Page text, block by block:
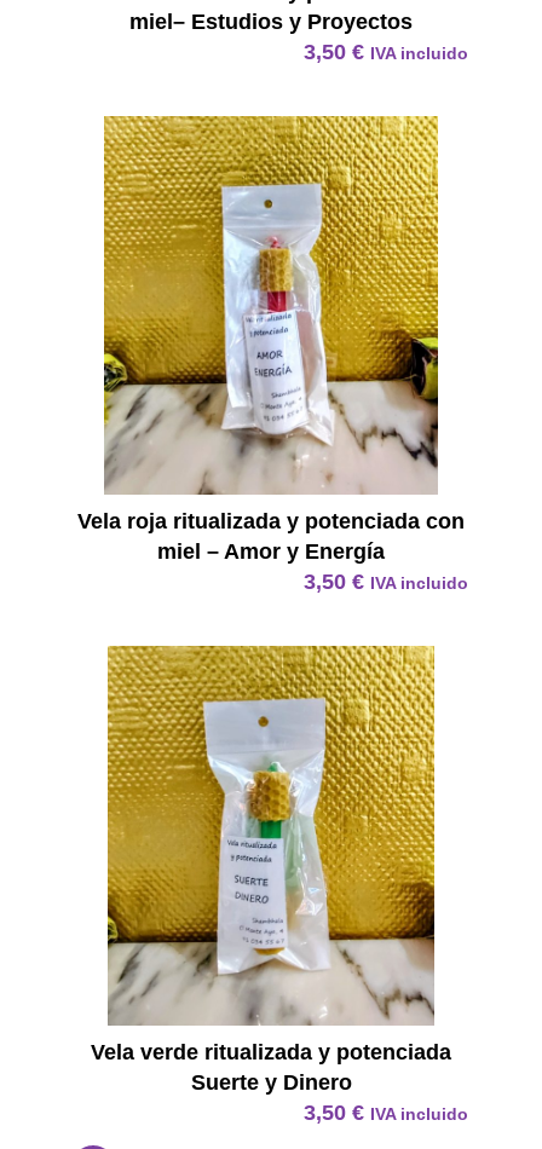
miel– Estudios y Proyectos
3,50 € IVA incluido
Vela roja ritualizada y potenciada con
miel – Amor y Energía
3,50 € IVA incluido
Vela verde ritualizada y potenciada
Suerte y Dinero
3,50 € IVA incluido